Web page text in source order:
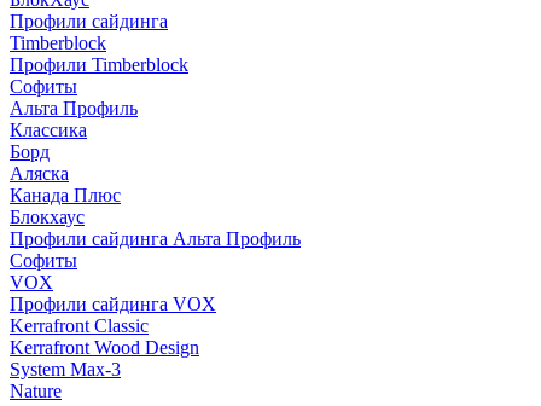
Профили сайдинга
Timberblock
Профили Timberblock
Софиты
Альта Профиль
Классика
Борд
Аляска
Канада Плюс
Блокхаус
Профили сайдинга Альта Профиль
Софиты
VOX
Профили сайдинга VOX
Kerrafront Classic
Kerrafront Wood Design
System Max-3
Nature